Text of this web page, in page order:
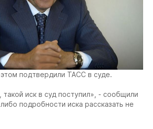
подтвердили ТАСС в суде.
такой иск в суд поступил», - сообщили
подробности иска рассказать не